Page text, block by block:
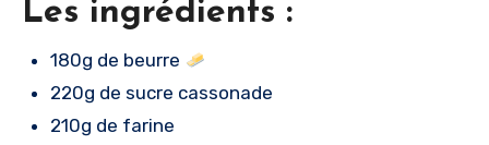
Les ingrédients :
180g de beurre
220g de sucre cassonade
210g de farine